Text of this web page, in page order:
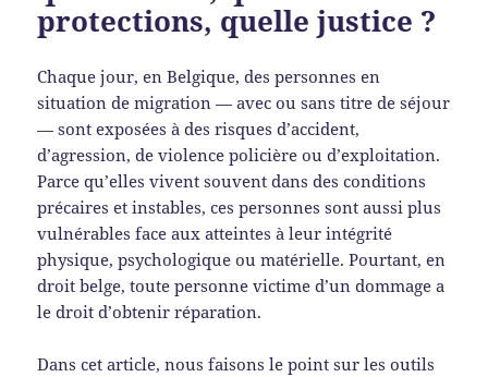
protections, quelle justice ?
Chaque jour, en Belgique, des personnes en
situation de migration — avec ou sans titre de séjour
— sont exposées à des risques d’accident,
d’agression, de violence policière ou d’exploitation.
Parce qu’elles vivent souvent dans des conditions
précaires et instables, ces personnes sont aussi plus
vulnérables face aux atteintes à leur intégrité
physique, psychologique ou matérielle. Pourtant, en
droit belge, toute personne victime d’un dommage a
le droit d’obtenir réparation.
Dans cet article, nous faisons le point sur les outils